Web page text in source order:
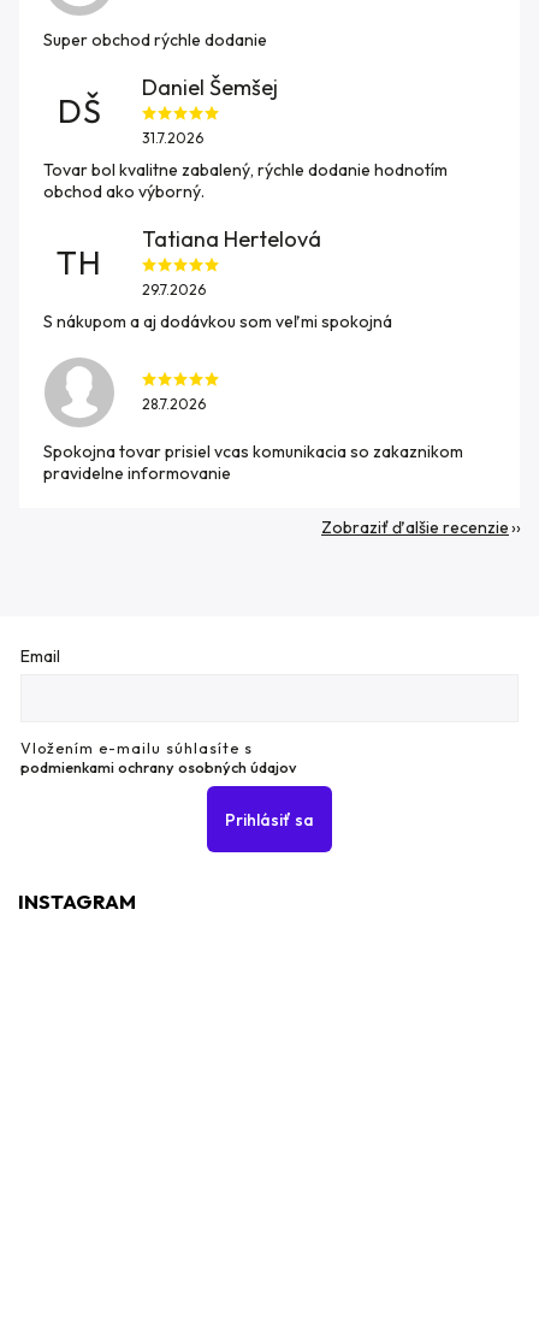
Super obchod rýchle dodanie
DŠ
Daniel Šemšej
31.7.2026
Tovar bol kvalitne zabalený, rýchle dodanie hodnotím
obchod ako výborný.
TH
Tatiana Hertelová
29.7.2026
S nákupom a aj dodávkou som veľmi spokojná
28.7.2026
Spokojna tovar prisiel vcas komunikacia so zakaznikom
pravidelne informovanie
Zobraziť ďalšie recenzie
Email
Vložením e-mailu súhlasíte s
podmienkami ochrany osobných údajov
Prihlásiť sa
INSTAGRAM